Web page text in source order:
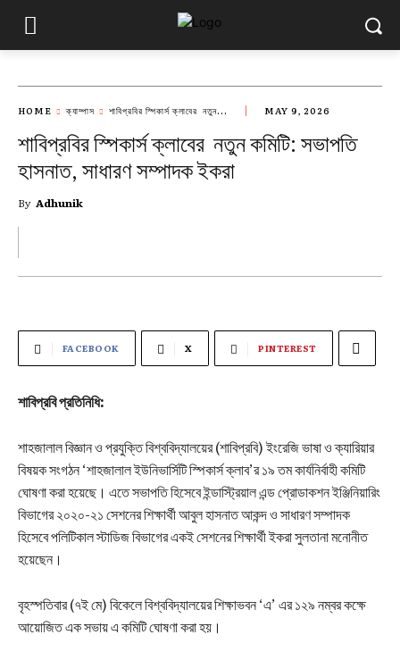
HOME ক্যাম্পাস ‎শাবিপ্রবির স্পিকার্স ক্লাবের নতুন... MAY 9, 2026
‎শাবিপ্রবির স্পিকার্স ক্লাবের নতুন কমিটি: সভাপতি
হাসনাত, সাধারণ সম্পাদক ইকরা‎
By Adhunik
FACEBOOK X PINTEREST
‎শাবিপ্রবি প্রতিনিধি:
‎‎শাহজালাল বিজ্ঞান ও প্রযুক্তি বিশ্ববিদ্যালয়ের (শাবিপ্রবি) ইংরেজি ভাষা ও ক্যারিয়ার
বিষয়ক সংগঠন ‘শাহজালাল ইউনিভার্সিটি স্পিকার্স ক্লাব’র ১৯ তম কার্যনির্বাহী কমিটি
ঘোষণা করা হয়েছে। এতে সভাপতি হিসেবে ইন্ডাস্ট্রিয়াল এন্ড প্রোডাকশন ইঞ্জিনিয়ারিং
বিভাগের ২০২০-২১ সেশনের শিক্ষার্থী আবুল হাসনাত আকন্দ ও সাধারণ সম্পাদক
হিসেবে পলিটিকাল স্টাডিজ বিভাগের একই সেশনের শিক্ষার্থী ইকরা সুলতানা মনোনীত
হয়েছেন।‎‎
বৃহস্পতিবার (৭ই মে) বিকেলে বিশ্ববিদ্যালয়ের শিক্ষাভবন ‘এ’ এর ১২৯ নম্বর কক্ষে
আয়োজিত এক সভায় এ কমিটি ঘোষণা করা হয়।‎‎